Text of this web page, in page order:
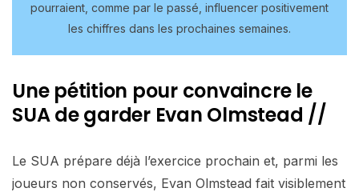
pourraient, comme par le passé, influencer positivement
les chiffres dans les prochaines semaines.
Une pétition pour convaincre le
SUA de garder Evan Olmstead //
Le SUA prépare déjà l’exercice prochain et, parmi les
joueurs non conservés, Evan Olmstead fait visiblement